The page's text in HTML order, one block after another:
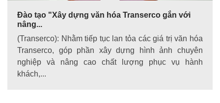
Đào tạo "Xây dựng văn hóa Transerco gắn với
nâng...
(Transerco): Nhằm tiếp tục lan tỏa các giá trị văn hóa
Transerco, góp phần xây dựng hình ảnh chuyên
nghiệp và nâng cao chất lượng phục vụ hành
khách,...